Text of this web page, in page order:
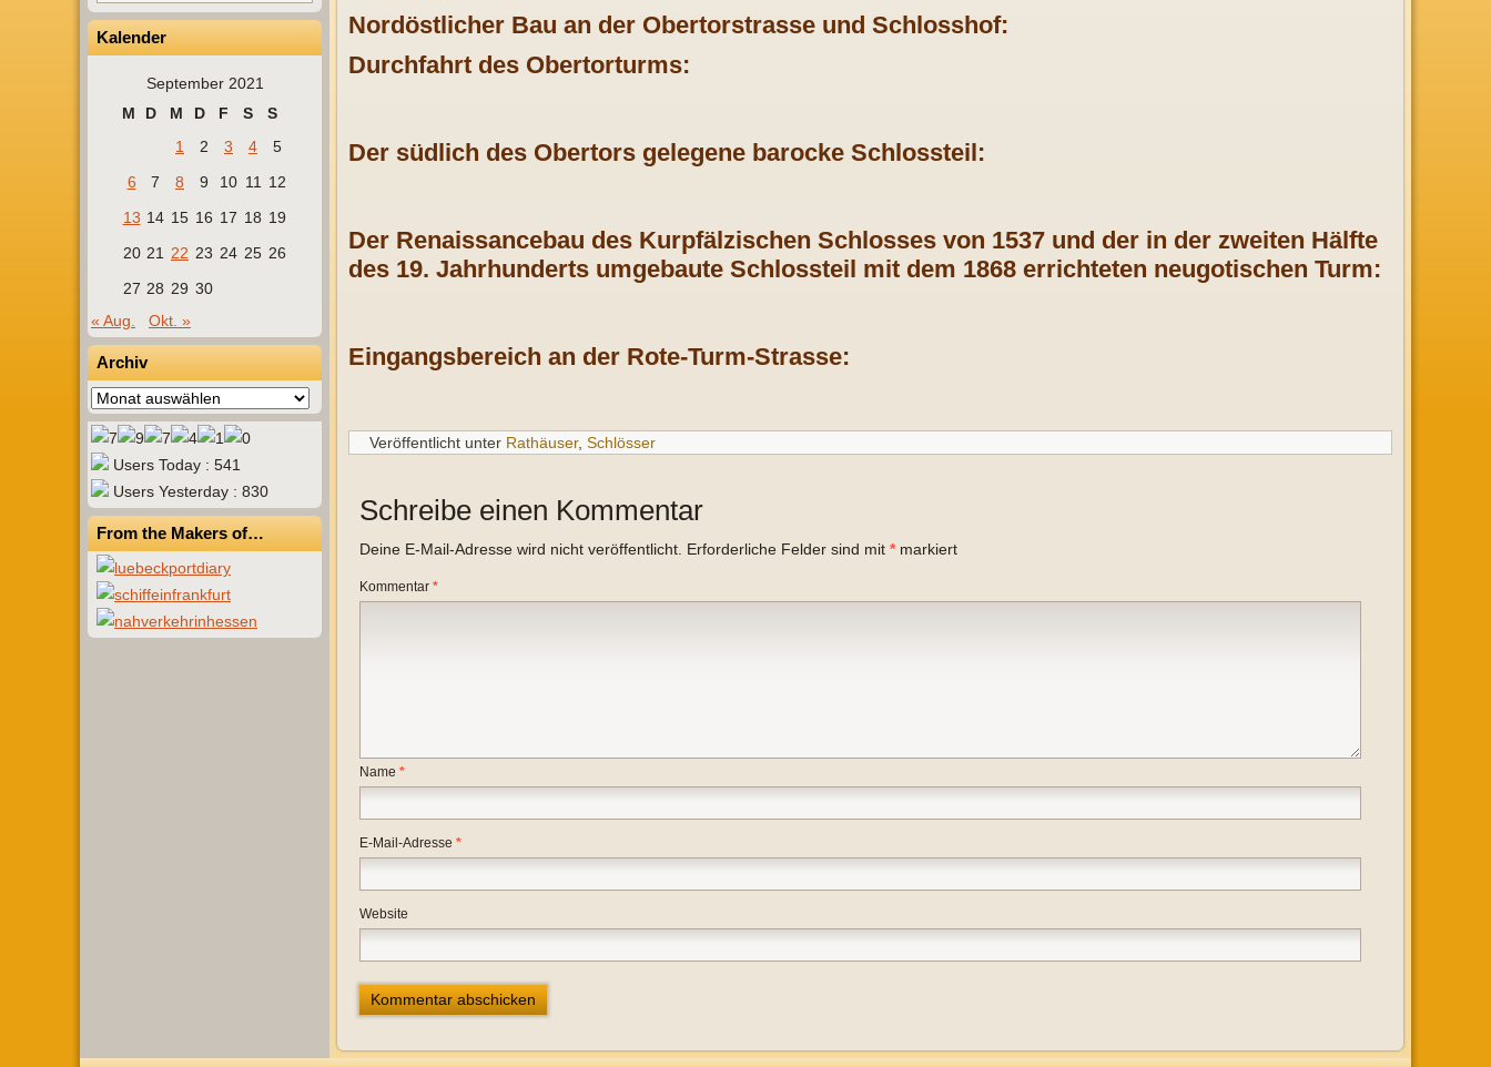
Kalender
September 2021
M
D M D F S
S
1
2 3 4
5
6
7 8 9 10 11
12
13 14 15 16 17 18 19
20 21 22 23 24 25 26
27 28 29 30
« Aug.
Okt. »
Archiv
Archiv
Users Today : 541
Users Yesterday : 830
From the Makers of…
Nordöstlicher Bau an der Obertorstrasse und Schlosshof:
Durchfahrt des Obertorturms:
Der südlich des Obertors gelegene barocke Schlossteil:
Der Renaissancebau des Kurpfälzischen Schlosses von 1537 und der in der zweiten Hälfte
des 19. Jahrhunderts umgebaute Schlossteil mit dem 1868 errichteten neugotischen Turm:
Eingangsbereich an der Rote-Turm-Strasse:
Veröffentlicht unter Rathäuser, Schlösser
Schreibe einen Kommentar
Deine E-Mail-Adresse wird nicht veröffentlicht. Erforderliche Felder sind mit *markiert
Kommentar *
Name *
E-Mail-Adresse *
Website